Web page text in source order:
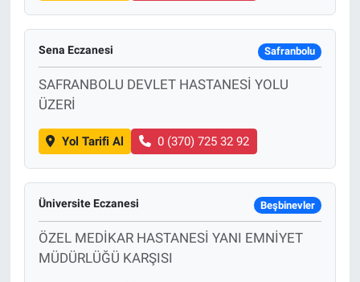
Sena Eczanesi Safranbolu
SAFRANBOLU DEVLET HASTANESİ YOLU
ÜZERİ
Yol Tarifi Al 0 (370) 725 32 92
Üniversite Eczanesi Beşbinevler
ÖZEL MEDİKAR HASTANESİ YANI EMNİYET
MÜDÜRLÜĞÜ KARŞISI